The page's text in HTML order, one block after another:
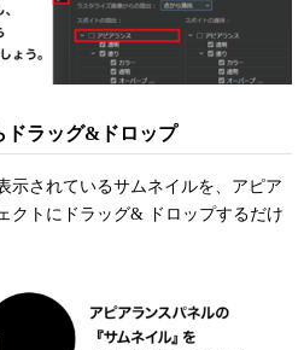
ラッグ&ドロップ
示されているサムネイルを、アピア
クトにドラッグ& ドロップするだけ